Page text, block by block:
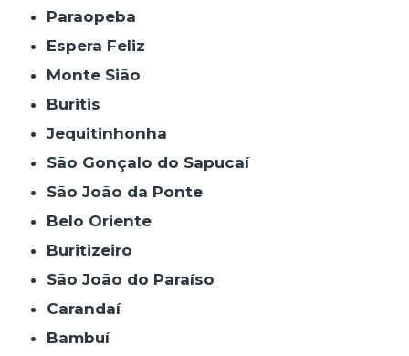
Paraopeba
Espera Feliz
Monte Sião
Buritis
Jequitinhonha
São Gonçalo do Sapucaí
São João da Ponte
Belo Oriente
Buritizeiro
São João do Paraíso
Carandaí
Bambuí